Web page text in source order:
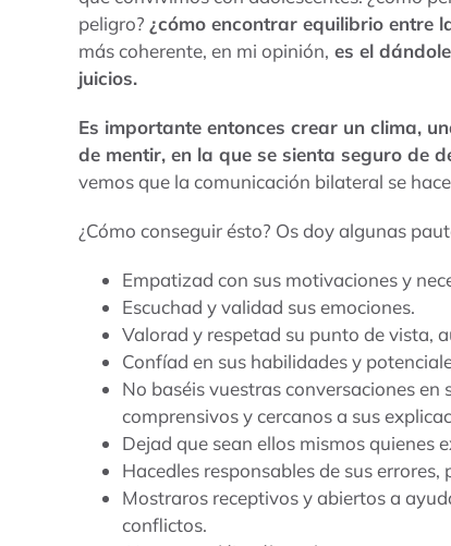
peligro? ¿cómo encontrar equilibrio entre
más coherente, en mi opinión, es el
juicios.
Es importante entonces crear un clima,
de mentir, en la que se sienta seguro de
vemos que la comunicación bilateral se
¿Cómo conseguir ésto? Os doy algunas
Empatizad con sus motivaciones y
Escuchad y validad sus emociones.
Valorad y respetad su punto de vista,
Confíad en sus habilidades y
No baséis vuestras conversaciones
comprensivos y cercanos a sus
Dejad que sean ellos mismos quienes
Hacedles responsables de sus errores,
Mostraros receptivos y abiertos a
conflictos.